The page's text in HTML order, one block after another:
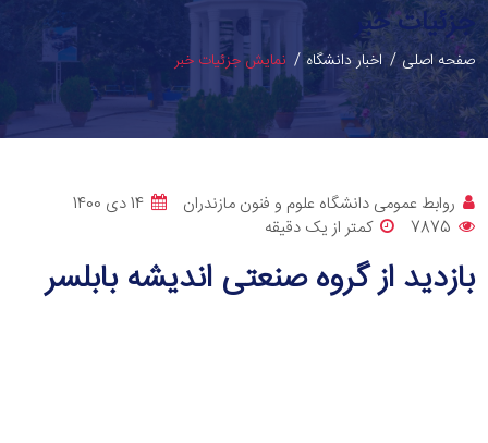
جزئیات خبر
صفحه اصلی اخبار دانشگاه نمایش جزئیات خبر
روابط عمومی دانشگاه علوم و فنون مازندران
14 دی 1400
7875
کمتر از یک دقیقه
بازدید از گروه صنعتی اندیشه بابلسر